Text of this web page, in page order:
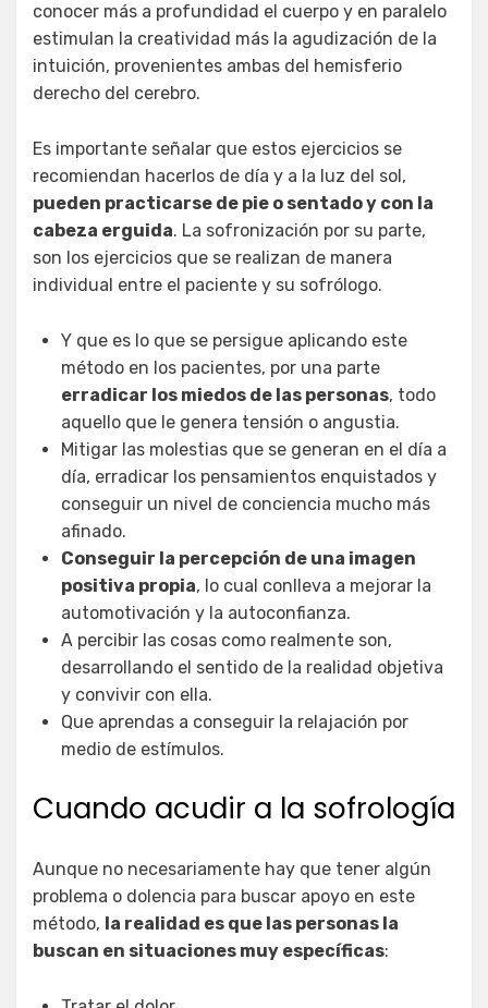
conocer más a profundidad el cuerpo y en paralelo
estimulan la creatividad más la agudización de la
intuición, provenientes ambas del hemisferio
derecho del cerebro.
Es importante señalar que estos ejercicios se
recomiendan hacerlos de día y a la luz del sol,
pueden practicarse de pie o sentado y con la
cabeza erguida. La sofronización por su parte,
son los ejercicios que se realizan de manera
individual entre el paciente y su sofrólogo.
Y que es lo que se persigue aplicando este
método en los pacientes, por una parte
erradicar los miedos de las personas, todo
aquello que le genera tensión o angustia.
Mitigar las molestias que se generan en el día a
día, erradicar los pensamientos enquistados y
conseguir un nivel de conciencia mucho más
afinado.
Conseguir la percepción de una imagen
positiva propia, lo cual conlleva a mejorar la
automotivación y la autoconfianza.
A percibir las cosas como realmente son,
desarrollando el sentido de la realidad objetiva
y convivir con ella.
Que aprendas a conseguir la relajación por
medio de estímulos.
Cuando acudir a la sofrología
Aunque no necesariamente hay que tener algún
problema o dolencia para buscar apoyo en este
método, la realidad es que las personas la
buscan en situaciones muy específicas: